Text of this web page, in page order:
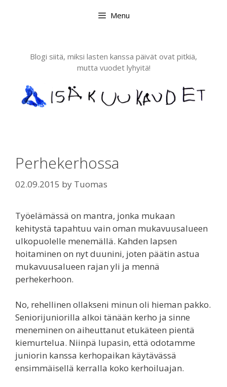
Menu
Blogi siitä, miksi lasten kanssa päivät ovat pitkiä,
mutta vuodet lyhyitä!
Perhekerhossa
02.09.2015 by Tuomas
Työelämässä on mantra, jonka mukaan
kehitystä tapahtuu vain oman mukavuusalueen
ulkopuolelle menemällä. Kahden lapsen
hoitaminen on nyt duunini, joten päätin astua
mukavuusalueen rajan yli ja mennä
perhekerhoon.
No, rehellinen ollakseni minun oli hieman pakko.
Seniorijuniorilla alkoi tänään kerho ja sinne
meneminen on aiheuttanut etukäteen pientä
kiemurtelua. Niinpä lupasin, että odotamme
juniorin kanssa kerhopaikan käytävässä
ensimmäisellä kerralla koko kerhoiluajan.